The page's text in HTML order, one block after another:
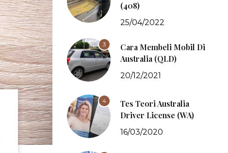
(408)
25/04/2022
3
Cara Membeli Mobil Di
Australia (QLD)
20/12/2021
4
Tes Teori Australia
Driver License (WA)
16/03/2020